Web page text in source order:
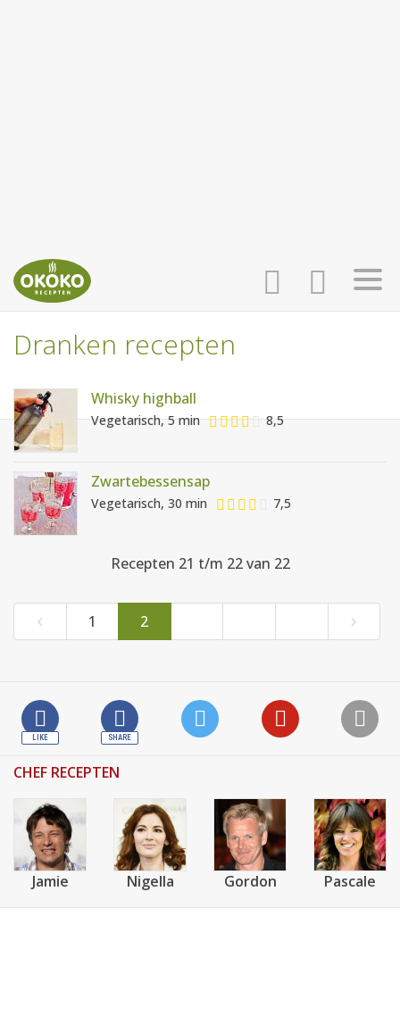
AANMELDEN
HOME
RECEPTEN
WEEKMENU'S
Dranken recepten
Whisky highball
Vegetarisch, 5 min 8,5
Zwartebessensap
Vegetarisch, 30 min 7,5
Recepten 21 t/m 22 van 22
‹ 1 2 ›
CHEF RECEPTEN
Jamie Nigella Gordon Pascale